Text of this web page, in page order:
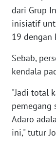
dari Grup
inisiatif
19 dengan
Sebab,
kendala
"Jadi total
pemegang
Adaro
ini," tutur
WN
JAKARTA
WN
JABAR
WN
BANTEN
WN
NTT